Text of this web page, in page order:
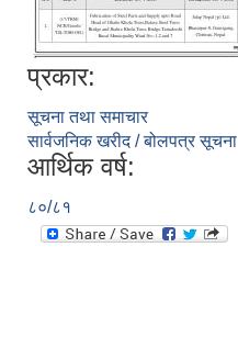
प्रकार:
सूचना तथा समाचार
सार्वजनिक खरीद / बोलपत्र सूचना
आर्थिक वर्ष:
८०/८१